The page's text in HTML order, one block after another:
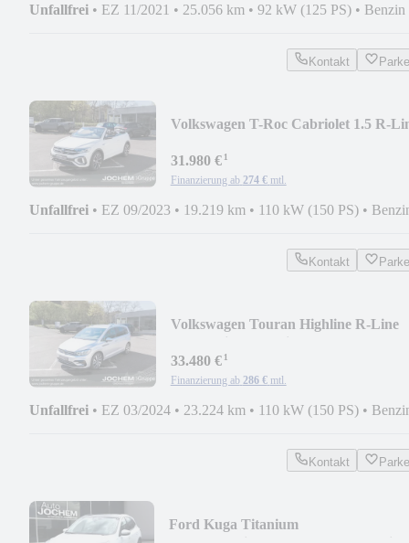
Unfallfrei • EZ 11/2021 • 25.056 km • 92 kW (125 PS) • Benzin
Kontakt
Volkswagen T-Roc Cabriolet 1.5 R-
31.980 €¹
Finanzierung ab 274 € mtl.
Unfallfrei • EZ 09/2023 • 19.219 km • 110 kW (150 PS) •
Kontakt
Volkswagen Touran Highline R-Line
33.480 €¹
Finanzierung ab 286 € mtl.
Unfallfrei • EZ 03/2024 • 23.224 km • 110 kW (150 PS) •
Kontakt
Ford Kuga Titanium